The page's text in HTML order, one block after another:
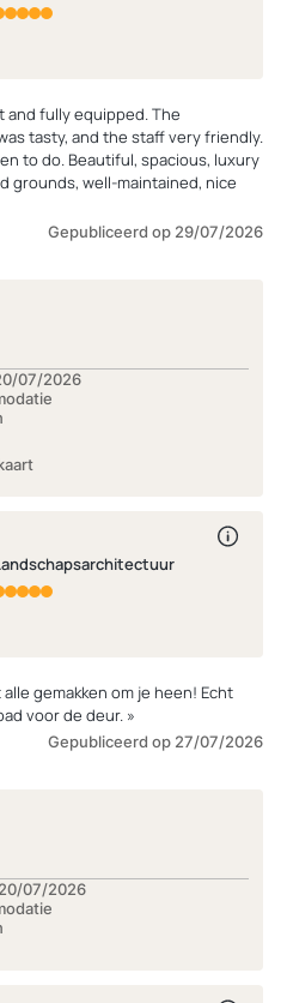
and fully equipped. The
tasty, and the staff very friendly.
to do. Beautiful, spacious, luxury
grounds, well-maintained, nice
Gepubliceerd op 29/07/2026
07/2026
Landschapsarchitectuur
gemakken om je heen! Echt
voor de deur. »
Gepubliceerd op 27/07/2026
07/2026